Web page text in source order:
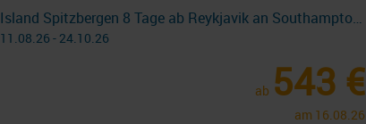
Island Spitzbergen 8 Tage ab Reykjavik an Southampton mit Cashback
11.08.26 - 24.10.26
ab 543 €
am 16.08.26